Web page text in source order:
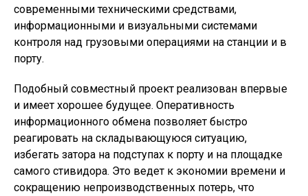
современными техническими средствами,
информационными и визуальными системами
контроля над грузовыми операциями на станции и в
порту.
Подобный совместный проект реализован впервые
и имеет хорошее будущее. Оперативность
информационного обмена позволяет быстро
реагировать на складывающуюся ситуацию,
избегать затора на подступах к порту и на площадке
самого стивидора. Это ведет к экономии времени и
сокращению непроизводственных потерь, что